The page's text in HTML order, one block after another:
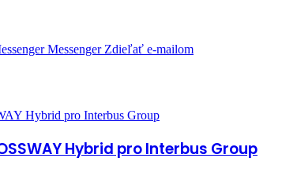
Messenger Zdieľať e-mailom
Hybrid pro Interbus Group